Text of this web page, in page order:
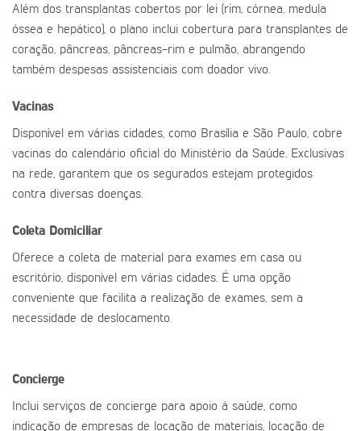
Além dos transplantas cobertos por lei (rim, córnea, medula
óssea e hepático), o plano inclui cobertura para transplantes de
coração, pâncreas, pâncreas-rim e pulmão, abrangendo
também despesas assistenciais com doador vivo.
Vacinas
Disponível em várias cidades, como Brasília e São Paulo, cobre
vacinas do calendário oficial do Ministério da Saúde. Exclusivas
na rede, garantem que os segurados estejam protegidos
contra diversas doenças.
Coleta Domiciliar
Oferece a coleta de material para exames em casa ou
escritório, disponível em várias cidades. É uma opção
conveniente que facilita a realização de exames, sem a
necessidade de deslocamento.
Concierge
Inclui serviços de concierge para apoio à saúde, como
indicação de empresas de locação de materiais, locação de